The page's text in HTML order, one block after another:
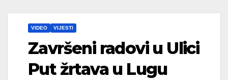
VIDEO VIJESTI
Završeni radovi u Ulici
Put žrtava u Lugu